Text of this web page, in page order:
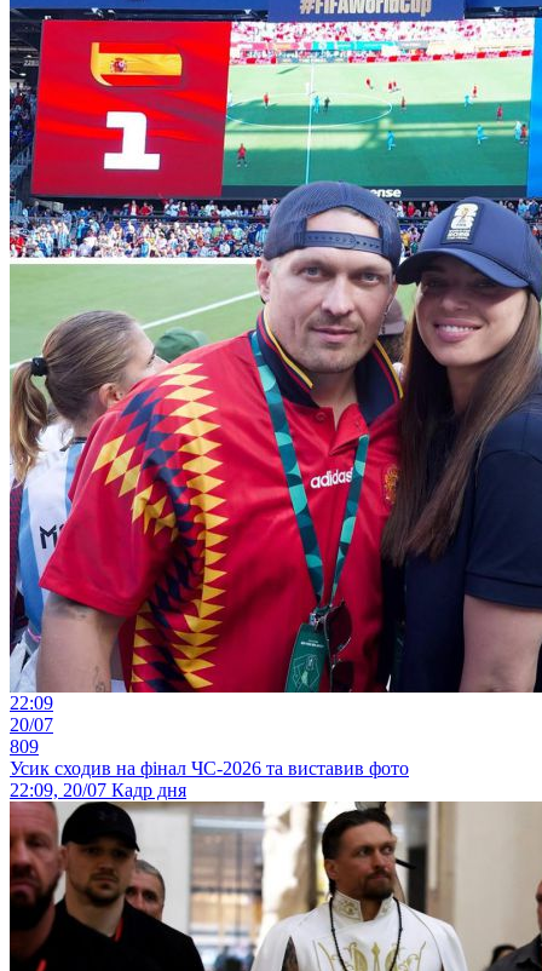
22:09
20/07
809
Усик сходив на фінал ЧС-2026 та виставив фото
22:09, 20/07 Кадр дня